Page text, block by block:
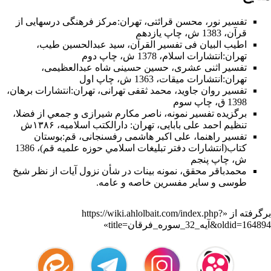
ناسخ نازل شود.
ترتيل چيست؟
پيامبراكرم صلى الله عليه و آله فرمود: ترتيل آن است كه قرآن را
با بيان روشن بخوانيد، (نه مثل شعر، نه مثل نثر)، هنگام برخورد بر
لطايف آن توقّف كنيد، روح و دل خود را صفا دهيد و هدف شما در
تلاوت، رسيدن به آخر سوره نباشد. «1»
حضرت على عليه السلام فرمود: مراد از ترتيل، رعايت موارد
وقف و اداى حروف است. «2»* امام صادق عليه السلام فرمود:
ترتيل، يعنى زيبا و آرام خواندن قرآن، مكث كردن در آن و پناه
بردن‌
«2». تفسير كنزالدقائق و منهج‌الصادقين.
جلد 6 - صفحه 253
به خداوند در هنگام تلاوت آيات مربوط به آتش و عذاب، و دعا كردن
هنگام برخورد با آيات بهشت و درخواست بهشت از خداى مهربان. «1»
تفسیر نور ، محسن قرائتی، تهران:مركز فرهنگى درسهايى از
قرآن، 1383 ش، چاپ يازدهم
اطیب البیان فی تفسیر القرآن‌، سید عبدالحسین طیب،
تهران:انتشارات اسلام‌، 1378 ش‌، چاپ دوم‌
تفسیر اثنی عشری، حسین حسینی شاه عبدالعظیمی،
تهران:انتشارات ميقات، 1363 ش، چاپ اول
تفسیر روان جاوید، محمد ثقفی تهرانی، تهران:انتشارات برهان،
1398 ق، چاپ سوم
برگزیده تفسیر نمونه، ناصر مکارم شیرازی و جمعي از فضلا،
تنظیم احمد علی بابایی، تهران: دارالکتب اسلامیه، ۱۳۸۶ش
تفسیر راهنما، علی اکبر هاشمی رفسنجانی، قم:بوستان
كتاب(انتشارات دفتر تبليغات اسلامي حوزه علميه قم)، 1386
ش‌، چاپ پنجم‌
محمدباقر محقق، نمونه بینات در شأن نزول آیات از نظر شیخ
طوسی و سایر مفسرین خاصه و عامه.
برگرفته از «https://wiki.ahlolbait.com/index.php?
title=آیه_32_سوره_فرقان&oldid=164894
»